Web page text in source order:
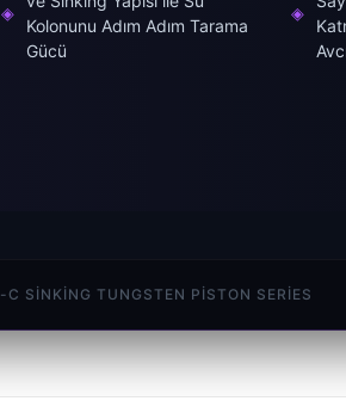
◈
Kolonunu Adım Adım Tarama
Gücü
◈
SINKING TUNGSTEN PISTON SERIES